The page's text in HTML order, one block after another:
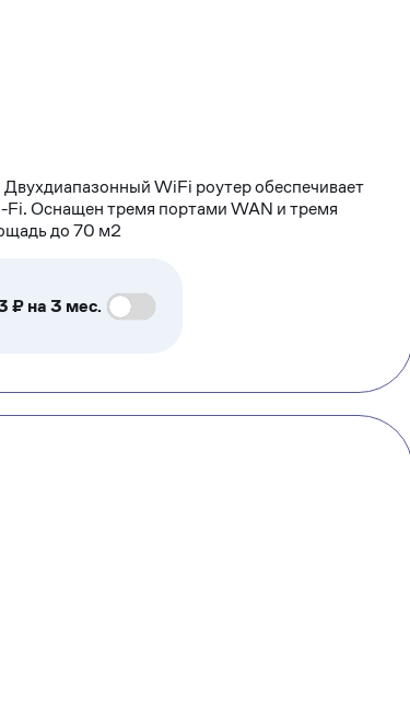
WiFi роутер обеспечивает
Оснащен тремя портами WAN и тремя
до 70 м2
₽ на 3 мес.